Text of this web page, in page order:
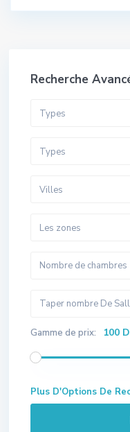
Recherche
Types
Types
Villes
Les zones
Gamme de prix: 100
Plus D'Options De